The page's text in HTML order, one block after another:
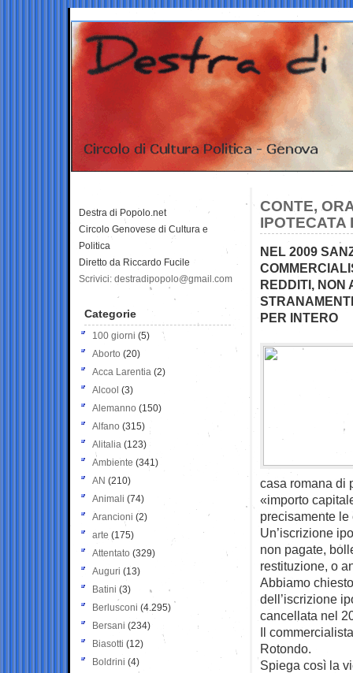
CONTE,
IPOTECATA
NEL 2009
REDDITI, NON
PER INTERO
casa romana di
«importo
precisamente le
Un’iscrizione
non pagate,
restituzione, o
Abbiamo
dell’iscrizione
cancellata nel
Il
Rotondo.
Spiega così la
Destra di Popolo.net
Circolo Genovese di Cultura e
Politica
Diretto da Riccardo Fucile
Scrivici: destradipopolo@gmail.com
Categorie
100 giorni (5)
Aborto (20)
Acca Larentia (2)
Alcool (3)
Alemanno (150)
Alfano (315)
Alitalia (123)
Ambiente (341)
AN (210)
Animali (74)
Arancioni (2)
arte (175)
Attentato (329)
Auguri (13)
Batini (3)
Berlusconi (4.295)
Bersani (234)
Biasotti (12)
Boldrini (4)